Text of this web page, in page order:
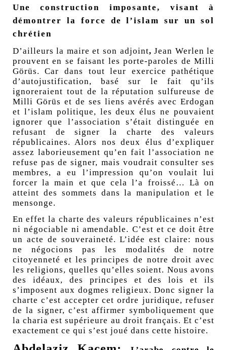
Une construction imposante, visant à
démontrer la force de l’islam sur un sol
chrétien
D’ailleurs la maire et son adjoint, Jean Werlen le
prouvent en se faisant les porte-paroles de Milli
Görüs. Car dans tout leur exercice pathétique
d’autojustification, basé sur le fait qu’ils
ignoreraient tout de la réputation sulfureuse de
Milli Görüs et de ses liens avérés avec Erdogan
et l’islam politique, les deux élus ne pouvaient
ignorer que l’association s’était distinguée en
refusant de signer la charte des valeurs
républicaines. Alors nos deux élus d’expliquer
assez laborieusement qu’en fait l’association ne
refuse pas de signer, mais voudrait consulter ses
membres, a eu l’impression qu’on voulait lui
forcer la main et que cela l’a froissé… Là on
atteint des sommets dans la manipulation et le
mensonge.
En effet la charte des valeurs républicaines n’est
ni négociable ni amendable. C’est et ce doit être
un acte de souveraineté. L’idée est claire: nous
ne négocions pas les modalités de notre
citoyenneté et les principes de notre droit avec
les religions, quelles qu’elles soient. Nous avons
des idéaux, des principes et des lois et ils
s’imposent aux dogmes religieux. Donc signer la
charte c’est accepter cet ordre juridique, refuser
de la signer, c’est affirmer symboliquement que
la charia est supérieure au droit français. Et c’est
exactement ce qui s’est joué dans cette histoire.